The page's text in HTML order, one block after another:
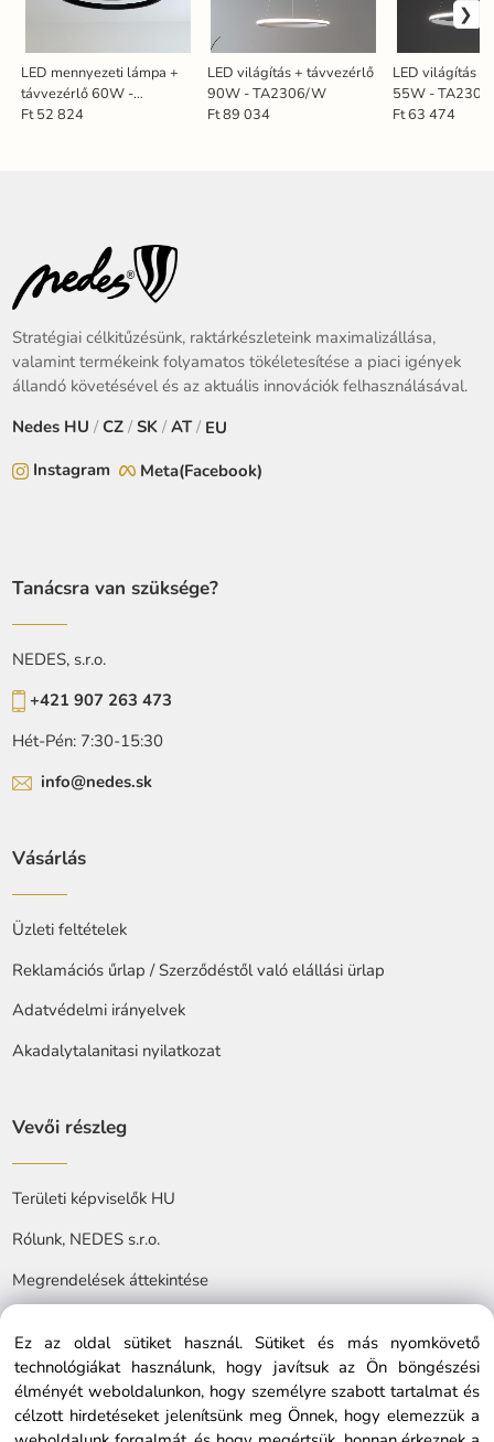
LED mennyezeti lámpa +
távvezérlő 60W -
TA1330/WB
Ft 52 824
LED világítás + távvezérlő
90W - TA2306/W
Ft 89 034
LED világítás
55W -
Ft 63 474
Stratégiai célkitűzésünk, raktárkészleteink maximalizállása,
valamint termékeink folyamatos tökéletesítése a piaci igények
állandó követésével és az aktuális innovációk felhasználásával.
Nedes HU /CZ /SK / AT/ EU
Instagram
Meta(Facebook)
Tanácsra van szüksége?
NEDES, s.r.o.
+421 907 263 473
Hét-Pén: 7:30-15:30
info@nedes.sk
Vásárlás
Üzleti feltételek
Reklamációs űrlap / Szerződéstől való elállási ürlap
Adatvédelmi irányelvek
Akadalytalanitasi nyilatkozat
Vevői részleg
Területi képviselők HU
Rólunk, NEDES s.r.o.
Megrendelések áttekintése
© Copyright © 2025 nedes.hu, All rights reserved
Ez az oldal sütiket használ. Sütiket és más nyomkövető
technológiákat használunk, hogy javítsuk az Ön böngészési
élményét weboldalunkon, hogy személyre szabott tartalmat és
célzott hirdetéseket jelenítsünk meg Önnek, hogy elemezzük a